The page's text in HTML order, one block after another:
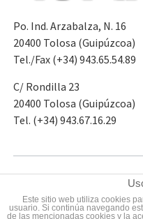
Po. Ind. Arzabalza, N. 16
20400 Tolosa (Guipúzcoa)
Tel./Fax (+34) 943.65.54.89
C/ Rondilla 23
20400 Tolosa (Guipúzcoa)
Tel. (+34) 943.67.16.29
Términos y condiciones de
2014 © Cárnicas Alejandro
Este sitio web utiliza cookies
usuario. Si continúa navegando
de las mencionadas cookies y la